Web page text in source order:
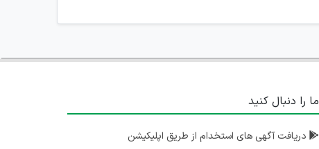
ما را دنبال کنید
دریافت آگهی های استخدام از طریق اپلیکیشن